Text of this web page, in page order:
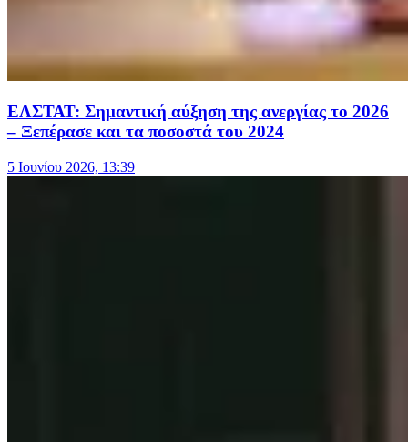
ΕΛΣΤΑΤ: Σημαντική αύξηση της ανεργίας το 2026
– Ξεπέρασε και τα ποσοστά του 2024
5 Ιουνίου 2026, 13:39